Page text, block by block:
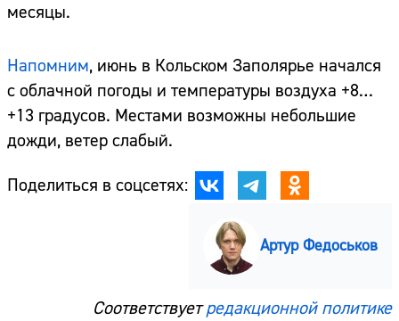
месяцы.
Напомним, июнь в Кольском Заполярье начался
с облачной погоды и температуры воздуха +8…
+13 градусов. Местами возможны небольшие
дожди, ветер слабый.
Поделиться в соцсетях:
Артур Федоськов
Соответствуетредакционной политике